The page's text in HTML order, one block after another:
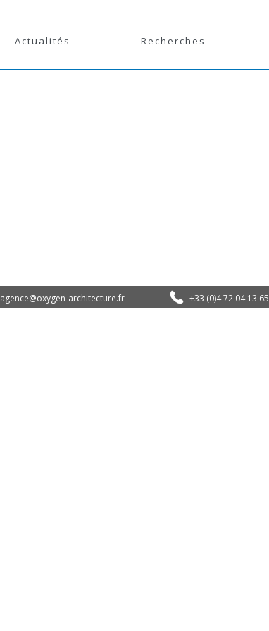
Actualités Recherches
agence@oxygen-architecture.fr +33 (0)4 72 04 13 65